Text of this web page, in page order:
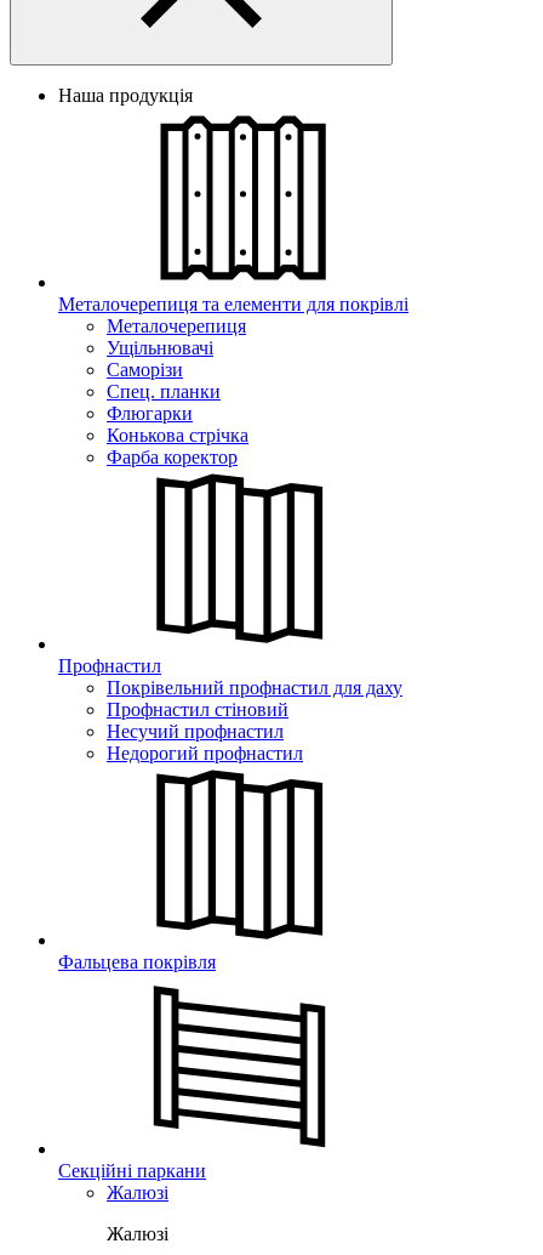
Наша продукція
Металочерепиця та елементи для покрівлі
Металочерепиця
Ущільнювачі
Саморізи
Спец. планки
Флюгарки
Конькова стрічка
Фарба коректор
Профнастил
Покрівельний профнастил для даху
Профнастил стіновий
Несучий профнастил
Недорогий профнастил
Фальцева покрівля
Секційні паркани
Жалюзі
Жалюзі